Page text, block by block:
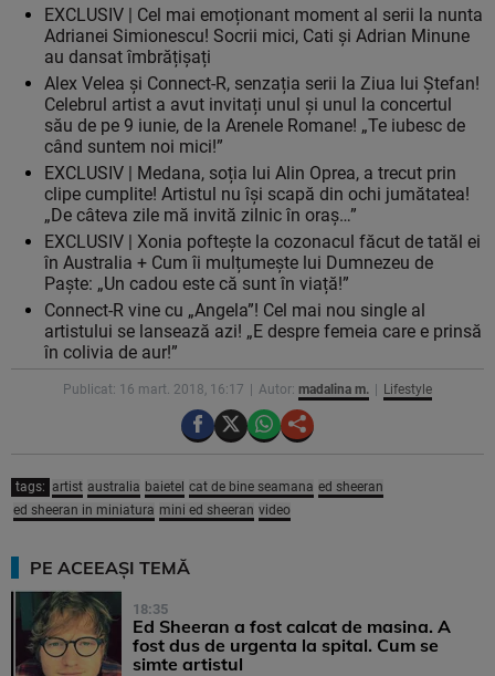
EXCLUSIV | Cel mai emoționant moment al serii la nunta
Adrianei Simionescu! Socrii mici, Cati și Adrian Minune
au dansat îmbrățișați
Alex Velea și Connect-R, senzația serii la Ziua lui Ștefan!
Celebrul artist a avut invitați unul și unul la concertul
său de pe 9 iunie, de la Arenele Romane! „Te iubesc de
când suntem noi mici!”
EXCLUSIV | Medana, soția lui Alin Oprea, a trecut prin
clipe cumplite! Artistul nu își scapă din ochi jumătatea!
„De câteva zile mă invită zilnic în oraș…”
EXCLUSIV | Xonia poftește la cozonacul făcut de tatăl ei
în Australia + Cum îi mulțumește lui Dumnezeu de
Paște: „Un cadou este că sunt în viață!”
Connect-R vine cu „Angela”! Cel mai nou single al
artistului se lansează azi! „E despre femeia care e prinsă
în colivia de aur!”
Publicat: 16 mart. 2018, 16:17 Autor: madalina m. Lifestyle
tags: artist australia baietel cat de bine seamana ed sheeran
ed sheeran in miniatura mini ed sheeran video
PE ACEEAȘI TEMĂ
18:35
Ed Sheeran a fost calcat de masina. A
fost dus de urgenta la spital. Cum se
simte artistul